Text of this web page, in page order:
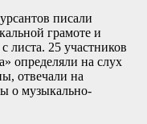
писали
грамоте и
листа. 25 участников
определяли на слух
отвечали на
о музыкально-